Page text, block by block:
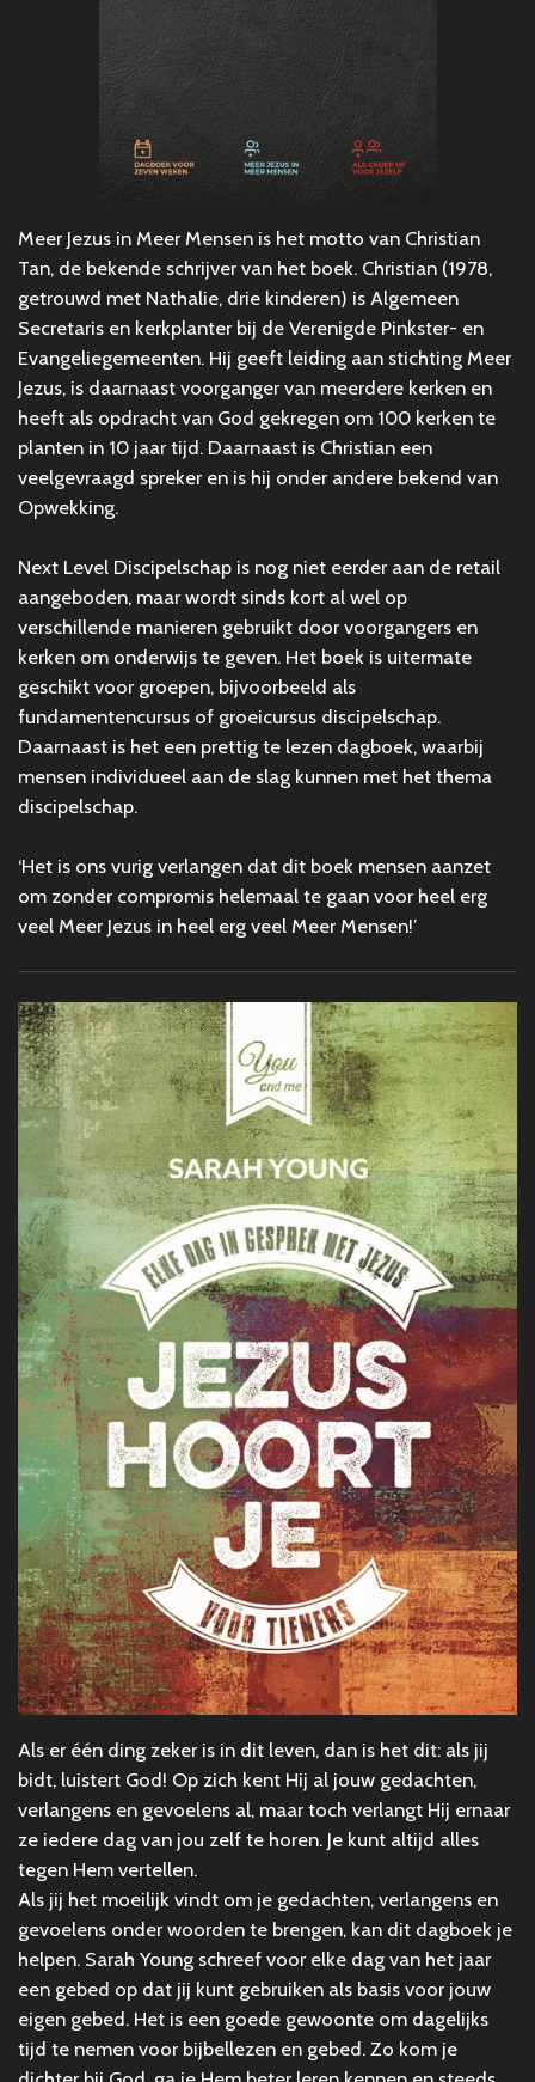
Meer Jezus in Meer Mensen is het motto van Christian
Tan, de bekende schrijver van het boek. Christian (1978,
getrouwd met Nathalie, drie kinderen) is Algemeen
Secretaris en kerkplanter bij de Verenigde Pinkster- en
Evangeliegemeenten. Hij geeft leiding aan stichting Meer
Jezus, is daarnaast voorganger van meerdere kerken en
heeft als opdracht van God gekregen om 100 kerken te
planten in 10 jaar tijd. Daarnaast is Christian een
veelgevraagd spreker en is hij onder andere bekend van
Opwekking.
Next Level Discipelschap is nog niet eerder aan de retail
aangeboden, maar wordt sinds kort al wel op
verschillende manieren gebruikt door voorgangers en
kerken om onderwijs te geven. Het boek is uitermate
geschikt voor groepen, bijvoorbeeld als
fundamentencursus of groeicursus discipelschap.
Daarnaast is het een prettig te lezen dagboek, waarbij
mensen individueel aan de slag kunnen met het thema
discipelschap.
‘Het is ons vurig verlangen dat dit boek mensen aanzet
om zonder compromis helemaal te gaan voor heel erg
veel Meer Jezus in heel erg veel Meer Mensen!’
Als er één ding zeker is in dit leven, dan is het dit: als jij
bidt, luistert God! Op zich kent Hij al jouw gedachten,
verlangens en gevoelens al, maar toch verlangt Hij ernaar
ze iedere dag van jou zelf te horen. Je kunt altijd alles
tegen Hem vertellen.
Als jij het moeilijk vindt om je gedachten, verlangens en
gevoelens onder woorden te brengen, kan dit dagboek je
helpen. Sarah Young schreef voor elke dag van het jaar
een gebed op dat jij kunt gebruiken als basis voor jouw
eigen gebed. Het is een goede gewoonte om dagelijks
tijd te nemen voor bijbellezen en gebed. Zo kom je